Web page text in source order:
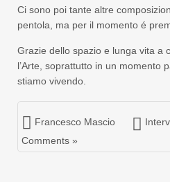
Ci sono poi tante altre
pentola, ma per il momento é
Grazie dello spazio e lunga vita a
l’Arte, soprattutto in un momento
stiamo vivendo.
Francesco Mascio
Comments »